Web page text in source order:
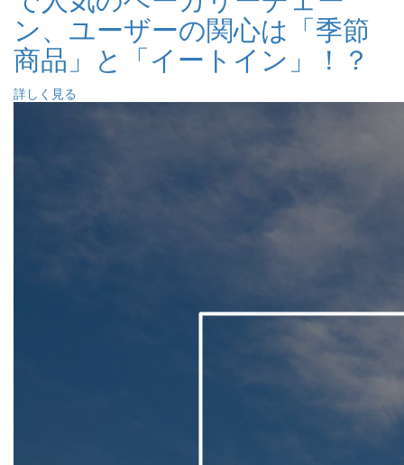
ン、ユーザーの関心は「季節
商品」と「イートイン」！？
詳しく見る